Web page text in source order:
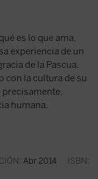
es lo que ama,
experiencia de un
de la Pascua.
con la cultura de su
precisamente,
humana.
Abr 2014 ISBN: